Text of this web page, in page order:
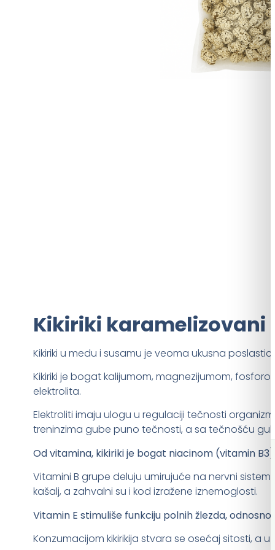
Kikiriki karamelizovani
Kikiriki u medu i susamu je veoma ukusna
Kikiriki je bogat kalijumom, magnezijumom,
elektrolita.
Elektroliti imaju ulogu u regulaciji tečnosti
treninzima gube puno tečnosti, a sa tečnošću
Od vitamina, kikiriki je bogat niacinom (vitamin
Vitamini B grupe deluju umirujuće na nervni
kašalj, a zahvalni su i kod izražene iznemoglosti.
Vitamin E stimuliše funkciju polnih žlezda, odnosno
Konzumacijom kikirikija stvara se osećaj sitosti, a